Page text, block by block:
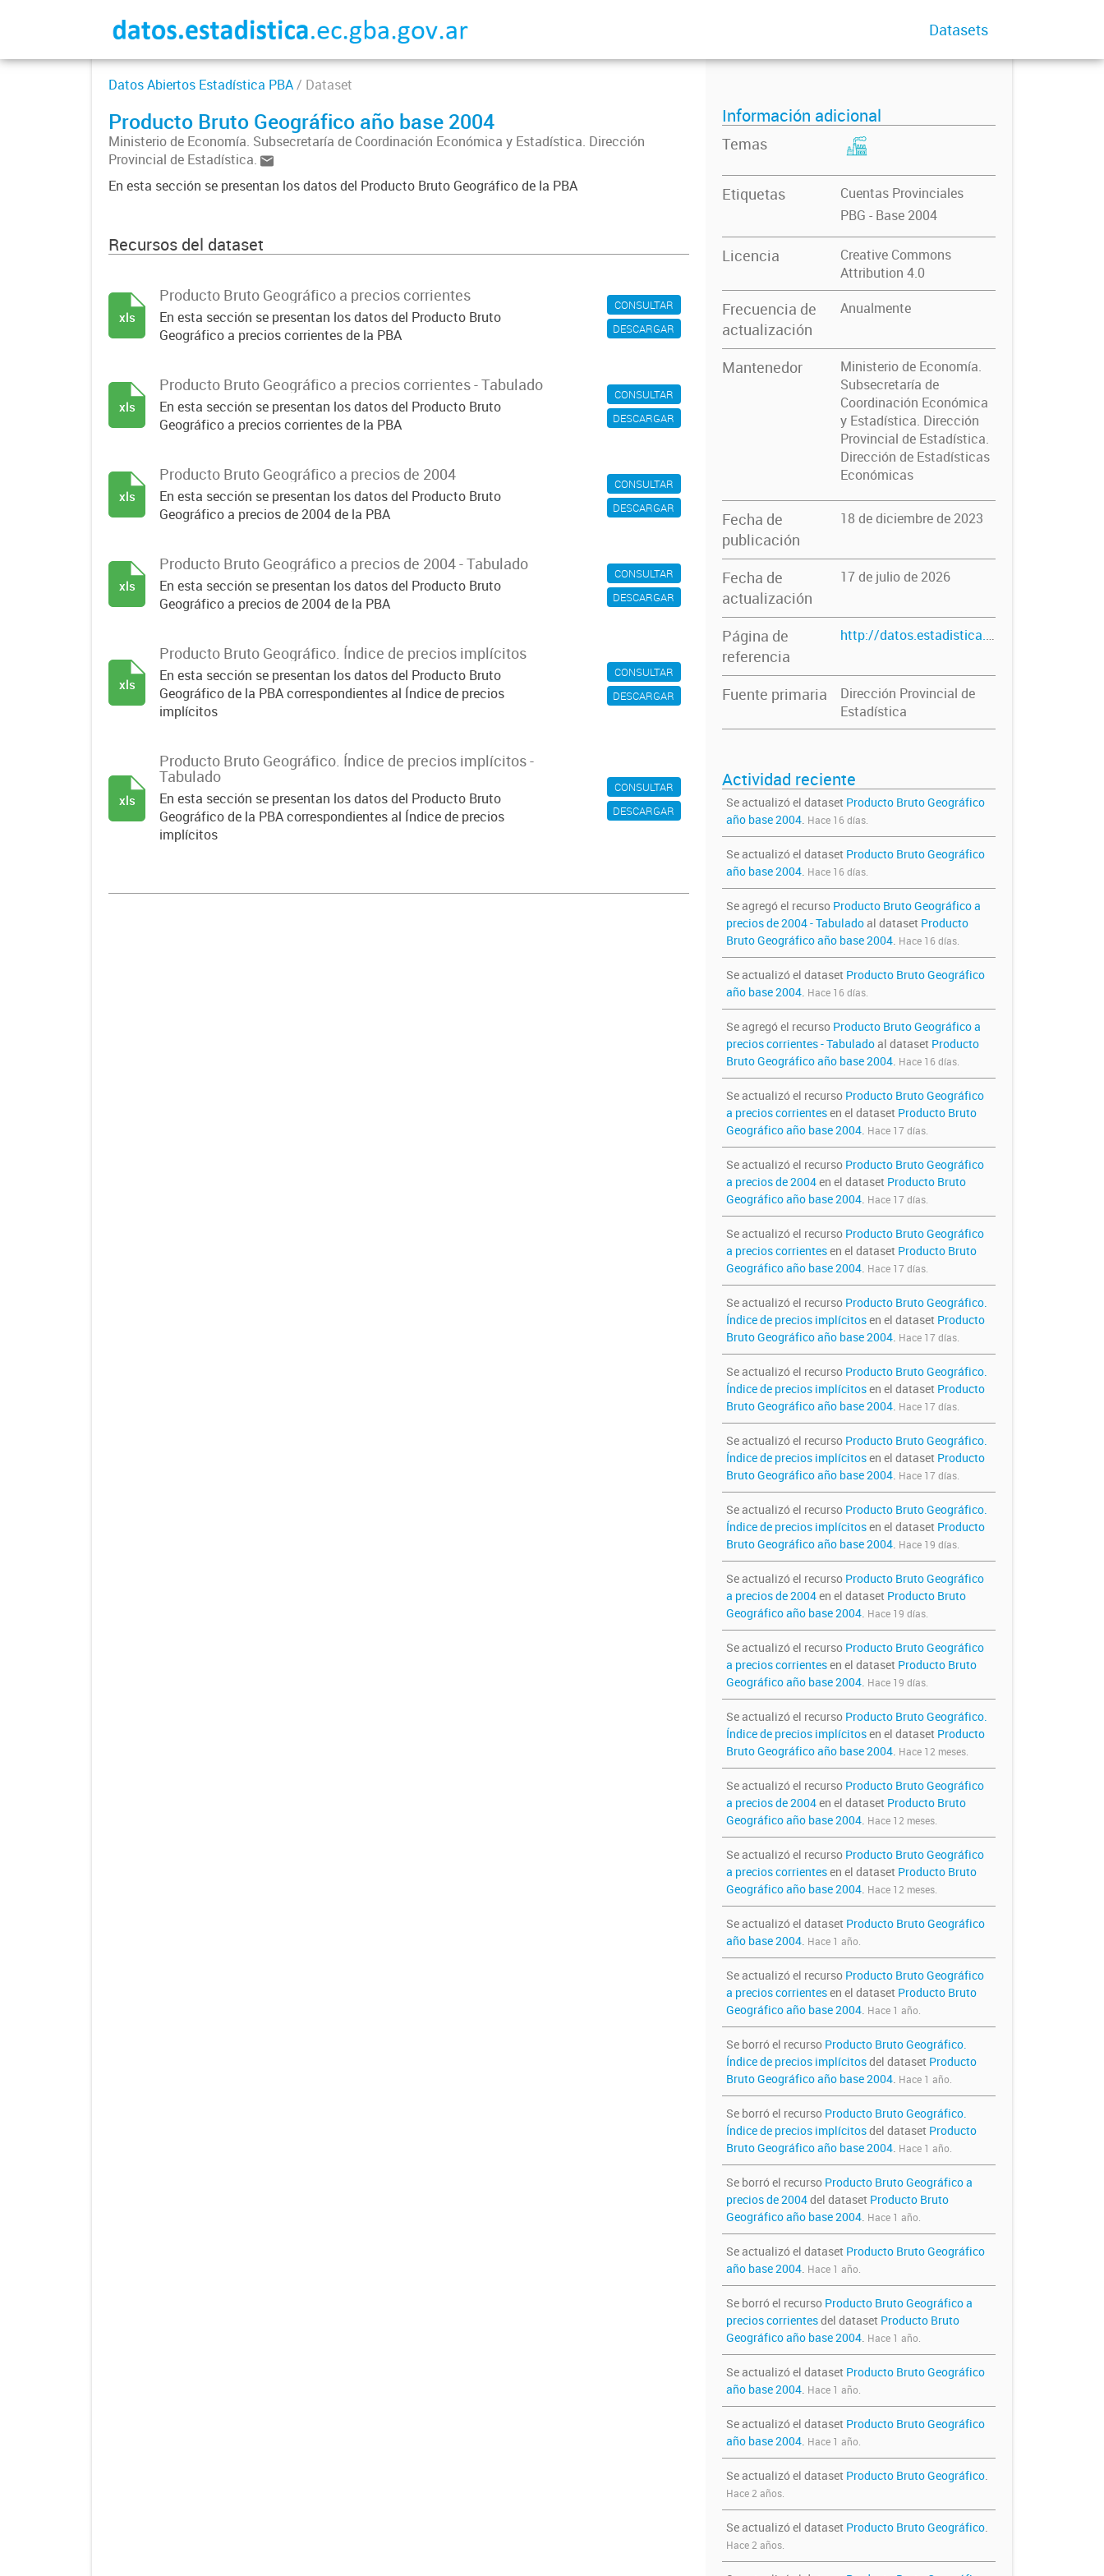
Datasets
Datos Abiertos Estadística PBA/ Dataset
Producto Bruto Geográfico año base 2004
Ministerio de Economía. Subsecretaría de Coordinación Económica y Estadística. Dirección
Provincial de Estadística.
En esta sección se presentan los datos del Producto Bruto Geográfico de la PBA
Recursos del dataset
CONSULTAR
DESCARGAR
Producto Bruto Geográfico a precios corrientes
En esta sección se presentan los datos del Producto Bruto
Geográfico a precios corrientes de la PBA
xls
CONSULTAR
DESCARGAR
Producto Bruto Geográfico a precios corrientes - Tabulado
En esta sección se presentan los datos del Producto Bruto
Geográfico a precios corrientes de la PBA
xls
CONSULTAR
DESCARGAR
Producto Bruto Geográfico a precios de 2004
En esta sección se presentan los datos del Producto Bruto
Geográfico a precios de 2004 de la PBA
xls
CONSULTAR
DESCARGAR
Producto Bruto Geográfico a precios de 2004 - Tabulado
En esta sección se presentan los datos del Producto Bruto
Geográfico a precios de 2004 de la PBA
xls
CONSULTAR
DESCARGAR
Producto Bruto Geográfico. Índice de precios implícitos
En esta sección se presentan los datos del Producto Bruto
Geográfico de la PBA correspondientes al Índice de precios
implícitos
xls
CONSULTAR
DESCARGAR
Producto Bruto Geográfico. Índice de precios implícitos -
Tabulado
En esta sección se presentan los datos del Producto Bruto
Geográfico de la PBA correspondientes al Índice de precios
implícitos
xls
Información adicional
Temas
Etiquetas
Cuentas Provinciales
PBG - Base 2004
Licencia
Creative Commons
Attribution 4.0
Frecuencia de
actualización
Anualmente
Mantenedor
Ministerio de Economía.
Subsecretaría de
Coordinación Económica
y Estadística. Dirección
Provincial de Estadística.
Dirección de Estadísticas
Económicas
Fecha de
publicación
18 de diciembre de 2023
Fecha de
actualización
17 de julio de 2026
Página de
referencia
http://datos.estadistica.ec.gba.gov.ar/dataset/producto-bruto-geografico
Fuente primaria
Dirección Provincial de
Estadística
Actividad reciente
Se actualizó el dataset Producto Bruto Geográfico
año base 2004. Hace 16 días.
Se actualizó el dataset Producto Bruto Geográfico
año base 2004. Hace 16 días.
Se agregó el recurso Producto Bruto Geográfico a
precios de 2004 - Tabuladoal dataset Producto
Bruto Geográfico año base 2004. Hace 16 días.
Se actualizó el dataset Producto Bruto Geográfico
año base 2004. Hace 16 días.
Se agregó el recurso Producto Bruto Geográfico a
precios corrientes - Tabuladoal dataset Producto
Bruto Geográfico año base 2004. Hace 16 días.
Se actualizó el recurso Producto Bruto Geográfico
a precios corrientesen el dataset Producto Bruto
Geográfico año base 2004. Hace 17 días.
Se actualizó el recurso Producto Bruto Geográfico
a precios de 2004en el dataset Producto Bruto
Geográfico año base 2004. Hace 17 días.
Se actualizó el recurso Producto Bruto Geográfico
a precios corrientesen el dataset Producto Bruto
Geográfico año base 2004. Hace 17 días.
Se actualizó el recurso Producto Bruto Geográfico.
Índice de precios implícitosen el dataset Producto
Bruto Geográfico año base 2004. Hace 17 días.
Se actualizó el recurso Producto Bruto Geográfico.
Índice de precios implícitosen el dataset Producto
Bruto Geográfico año base 2004. Hace 17 días.
Se actualizó el recurso Producto Bruto Geográfico.
Índice de precios implícitosen el dataset Producto
Bruto Geográfico año base 2004. Hace 17 días.
Se actualizó el recurso Producto Bruto Geográfico.
Índice de precios implícitosen el dataset Producto
Bruto Geográfico año base 2004. Hace 19 días.
Se actualizó el recurso Producto Bruto Geográfico
a precios de 2004en el dataset Producto Bruto
Geográfico año base 2004. Hace 19 días.
Se actualizó el recurso Producto Bruto Geográfico
a precios corrientesen el dataset Producto Bruto
Geográfico año base 2004. Hace 19 días.
Se actualizó el recurso Producto Bruto Geográfico.
Índice de precios implícitosen el dataset Producto
Bruto Geográfico año base 2004. Hace 12 meses.
Se actualizó el recurso Producto Bruto Geográfico
a precios de 2004en el dataset Producto Bruto
Geográfico año base 2004. Hace 12 meses.
Se actualizó el recurso Producto Bruto Geográfico
a precios corrientesen el dataset Producto Bruto
Geográfico año base 2004. Hace 12 meses.
Se actualizó el dataset Producto Bruto Geográfico
año base 2004. Hace 1 año.
Se actualizó el recurso Producto Bruto Geográfico
a precios corrientesen el dataset Producto Bruto
Geográfico año base 2004. Hace 1 año.
Se borró el recurso Producto Bruto Geográfico.
Índice de precios implícitosdel dataset Producto
Bruto Geográfico año base 2004. Hace 1 año.
Se borró el recurso Producto Bruto Geográfico.
Índice de precios implícitosdel dataset Producto
Bruto Geográfico año base 2004. Hace 1 año.
Se borró el recurso Producto Bruto Geográfico a
precios de 2004del dataset Producto Bruto
Geográfico año base 2004. Hace 1 año.
Se actualizó el dataset Producto Bruto Geográfico
año base 2004. Hace 1 año.
Se borró el recurso Producto Bruto Geográfico a
precios corrientesdel dataset Producto Bruto
Geográfico año base 2004. Hace 1 año.
Se actualizó el dataset Producto Bruto Geográfico
año base 2004. Hace 1 año.
Se actualizó el dataset Producto Bruto Geográfico
año base 2004. Hace 1 año.
Se actualizó el dataset Producto Bruto Geográfico.
Hace 2 años.
Se actualizó el dataset Producto Bruto Geográfico.
Hace 2 años.